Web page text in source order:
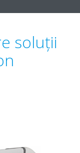
soluţii